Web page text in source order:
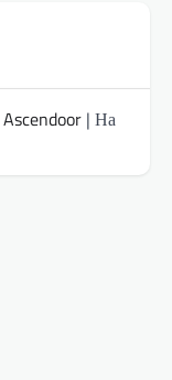
Ascendoor | На